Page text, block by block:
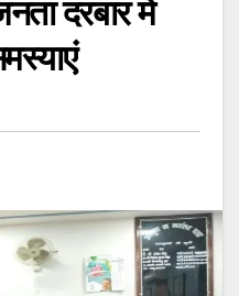
दरबार में